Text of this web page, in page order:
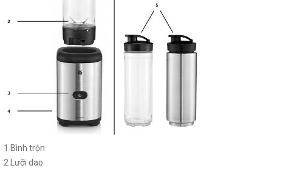
1 Bình trộn
2 Lưỡi dao